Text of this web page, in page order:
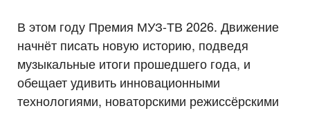
В этом году Премия МУЗ-ТВ 2026. Движение
начнёт писать новую историю, подведя
музыкальные итоги прошедшего года, и
обещает удивить инновационными
технологиями, новаторскими режиссёрскими